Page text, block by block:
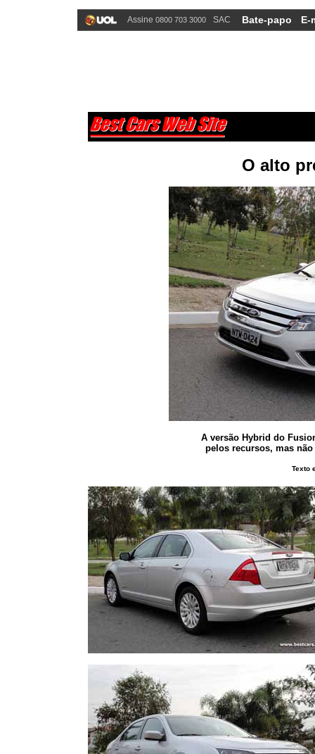
Assine 0800 703 3000 SAC Bate-papo E-
O alto
A versão Hybrid do
pelos recursos, mas
Texto